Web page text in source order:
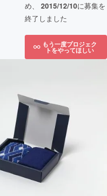
め、 2015/12/10に募集を
終了しました
もう一度プロジェク
トをやってほしい